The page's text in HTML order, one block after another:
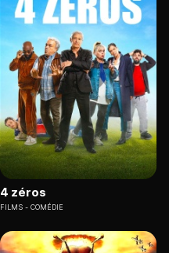
4 zéros
FILMS COMÉDIE